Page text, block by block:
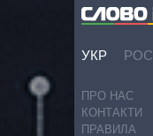
УКР РОС
ПРО НАС
КОНТАКТИ
ПРАВИЛА